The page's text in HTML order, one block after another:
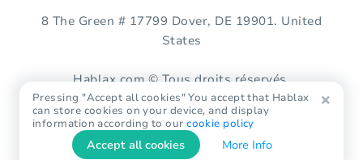
8 The Green # 17799 Dover, DE 19901. United
States
Hablax.com © Tous droits réservés.
Pressing "Accept all cookies" You accept that Hablax
can store cookies on your device, and display
information according to ourcookie policy
Accept all cookies More Info